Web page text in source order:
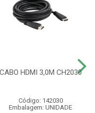
CABO HDMI 3,0M CH2030
Código: 142030
Embalagem: UNIDADE